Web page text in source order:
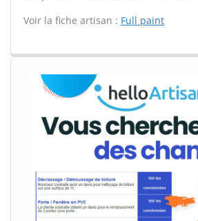
Voir la fiche artisan : Full paint